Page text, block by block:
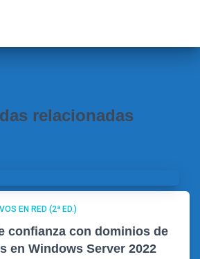
relacionadas
EN RED (2ª ED.)
confianza con dominios de
en Windows Server 2022